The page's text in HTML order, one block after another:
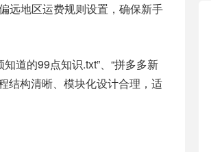
远地区运费规则设置，确保新手
道的99点知识.txt”、“拼多多新
结构清晰、模块化设计合理，适